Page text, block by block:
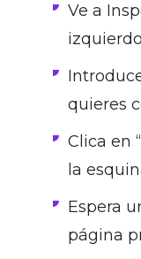
Ve a
quieres
Clica en
la
Espera
página